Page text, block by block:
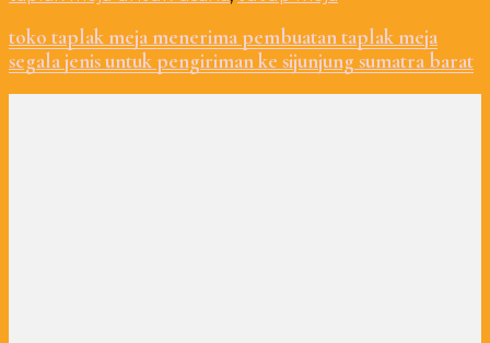
toko taplak meja menerima pembuatan taplak meja
segala jenis untuk pengiriman ke sijunjung sumatra barat